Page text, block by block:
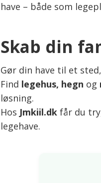
have – både som
Skab din
Gør din have til et
Find legehus, hegn og
løsning.
Hos Jmkiil.dk får du
legehave.